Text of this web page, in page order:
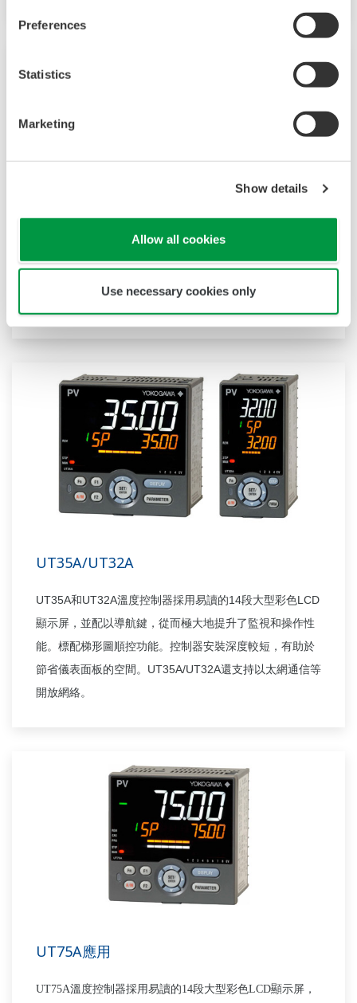
Preferences
Statistics
Marketing
Show details
Allow all cookies
Use necessary cookies only
UT35A/UT32A
UT35A和 UT32A溫度控制器採用易讀的14段大型彩色LCD
顯示屏，並配以導航鍵，從而極大地提升了監視和操作性
能。標配梯形圖順控功能。控制器安裝深度較短，有助於
節省儀表面板的空間。 UT35A/UT32A還支持以太網通信等
開放網絡。
UT75A應用
UT75A溫度控制器採用易讀的14段大型彩色LCD顯示屏，